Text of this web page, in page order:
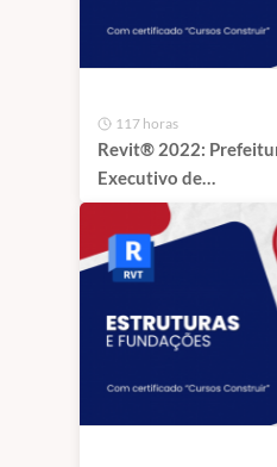
117 horas
Revit® 2022:
Executivo de
Arquitetura,
Marcenaria 1 ano